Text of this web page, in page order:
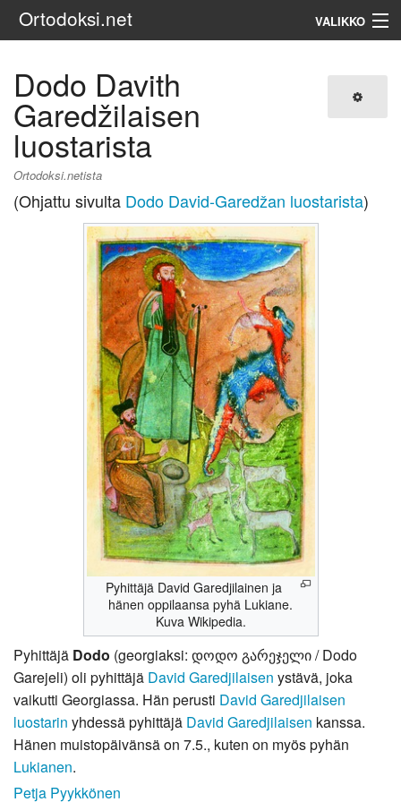
Ortodoksi.net VALIKKO
Haku
Dodo Davith
Garedžilaisen
luostarista
Ortodoksi.netista
(Ohjattu sivulta Dodo David-Garedžan luostarista)
Pyhittäjä David Garedjilainen ja
hänen oppilaansa pyhä Lukiane.
Kuva Wikipedia.
Pyhittäjä Dodo (georgiaksi: დოდო გარეჯელი / Dodo
Garejeli) oli pyhittäjä David Garedjilaisen ystävä, joka
vaikutti Georgiassa. Hän perusti David Garedjilaisen
luostarin yhdessä pyhittäjä David Garedjilaisen kanssa.
Hänen muistopäivänsä on 7.5., kuten on myös pyhän
Lukianen.
Petja Pyykkönen